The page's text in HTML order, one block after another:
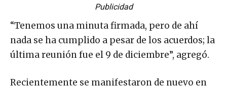
Publicidad
“Tenemos una minuta firmada, pero de ahí
nada se ha cumplido a pesar de los acuerdos; la
última reunión fue el 9 de diciembre”, agregó.
Recientemente se manifestaron de nuevo en